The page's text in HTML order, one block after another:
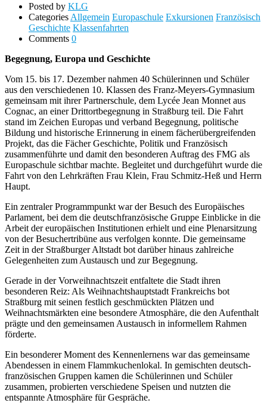
Posted by KLG
Categories Allgemein Europaschule Exkursionen Französisch
Geschichte Klassenfahrten
Comments 0
Begegnung, Europa und Geschichte
Vom 15. bis 17. Dezember nahmen 40 Schülerinnen und Schüler
aus den verschiedenen 10. Klassen des Franz-Meyers-Gymnasium
gemeinsam mit ihrer Partnerschule, dem Lycée Jean Monnet aus
Cognac, an einer Drittortbegegnung in Straßburg teil. Die Fahrt
stand im Zeichen Europas und verband Begegnung, politische
Bildung und historische Erinnerung in einem fächerübergreifenden
Projekt, das die Fächer Geschichte, Politik und Französisch
zusammenführte und damit den besonderen Auftrag des FMG als
Europaschule sichtbar machte. Begleitet und durchgeführt wurde die
Fahrt von den Lehrkräften Frau Klein, Frau Schmitz-Heß und Herrn
Haupt.
Ein zentraler Programmpunkt war der Besuch des Europäisches
Parlament, bei dem die deutschfranzösische Gruppe Einblicke in die
Arbeit der europäischen Institutionen erhielt und eine Plenarsitzung
von der Besuchertribüne aus verfolgen konnte. Die gemeinsame
Zeit in der Straßburger Altstadt bot darüber hinaus zahlreiche
Gelegenheiten zum Austausch und zur Begegnung.
Gerade in der Vorweihnachtszeit entfaltete die Stadt ihren
besonderen Reiz: Als Weihnachtshauptstadt Frankreichs bot
Straßburg mit seinen festlich geschmückten Plätzen und
Weihnachtsmärkten eine besondere Atmosphäre, die den Aufenthalt
prägte und den gemeinsamen Austausch in informellem Rahmen
förderte.
Ein besonderer Moment des Kennenlernens war das gemeinsame
Abendessen in einem Flammkuchenlokal. In gemischten deutsch-
französischen Gruppen kamen die Schülerinnen und Schüler
zusammen, probierten verschiedene Speisen und nutzten die
entspannte Atmosphäre für Gespräche.